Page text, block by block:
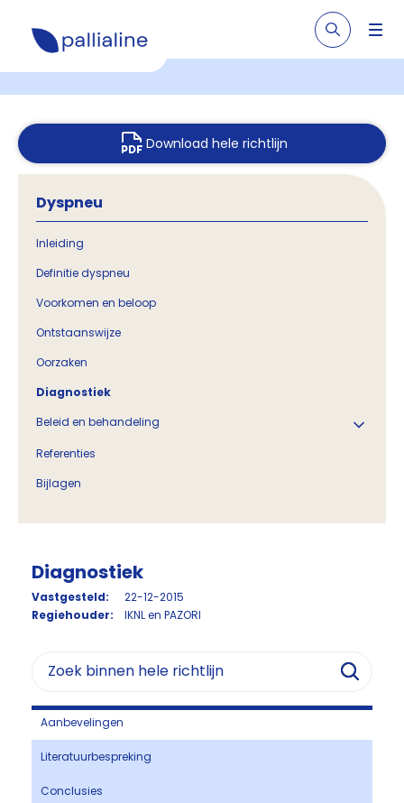
Download hele richtlijn
Dyspneu
Inleiding
Definitie dyspneu
Voorkomen en beloop
Ontstaanswijze
Oorzaken
Diagnostiek
Beleid en behandeling
Referenties
Bijlagen
Diagnostiek
Vastgesteld:
22-12-2015
Regiehouder:
IKNL en PAZORI
Aanbevelingen
Literatuurbespreking
Conclusies